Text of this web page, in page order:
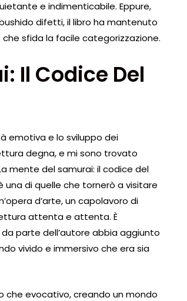
e indimenticabile. Eppure,
difetti, il libro ha mantenuto
sfida la facile categorizzazione.
Il Codice Del
emotiva e lo sviluppo dei
degna, e mi sono trovato
mente del samurai: il codice del
di quelle che tornerò a visitare
d’arte, un capolavoro di
attenta e attenta. È
parte dell’autore abbia aggiunto
vivido e immersivo che era sia
che evocativo, creando un mondo